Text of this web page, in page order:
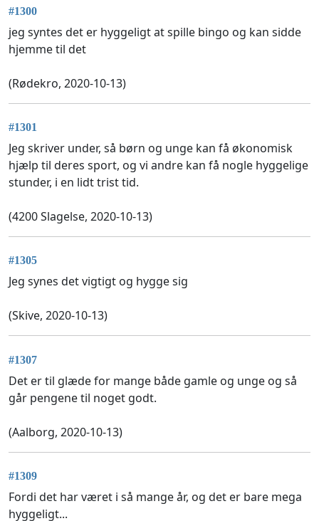
#1300
jeg syntes det er hyggeligt at spille bingo og kan sidde
hjemme til det
(Rødekro, 2020-10-13)
#1301
Jeg skriver under, så børn og unge kan få økonomisk
hjælp til deres sport, og vi andre kan få nogle hyggelige
stunder, i en lidt trist tid.
(4200 Slagelse, 2020-10-13)
#1305
Jeg synes det vigtigt og hygge sig
(Skive, 2020-10-13)
#1307
Det er til glæde for mange både gamle og unge og så
går pengene til noget godt.
(Aalborg, 2020-10-13)
#1309
Fordi det har været i så mange år, og det er bare mega
hyggeligt...